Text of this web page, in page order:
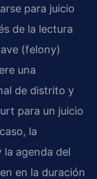
para juicio
de la lectura
(felony)
una
de distrito y
para un juicio
la
agenda del
en la duración